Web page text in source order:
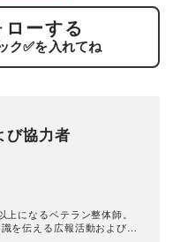
ーする
ク✅を入れてね
び協力者
になるベテラン整体師。
を伝える広報活動および東